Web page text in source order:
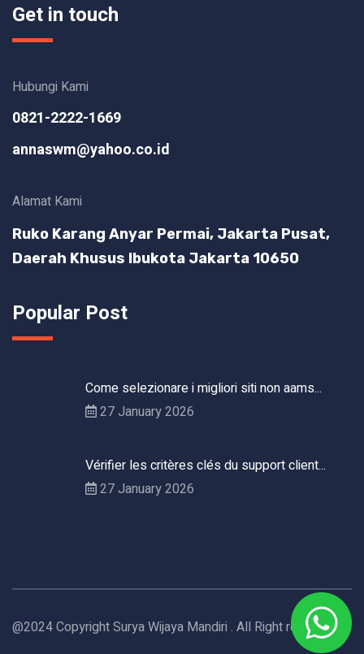
Get in touch
Hubungi Kami
0821-2222-1669
annaswm@yahoo.co.id
Alamat Kami
Ruko Karang Anyar Permai, Jakarta Pusat,
Daerah Khusus Ibukota Jakarta 10650
Popular Post
Come selezionare i migliori siti non aams...
27 January 2026
Vérifier les critères clés du support client...
27 January 2026
@2024 Copyright Surya Wijaya Mandiri . All Right reserved.